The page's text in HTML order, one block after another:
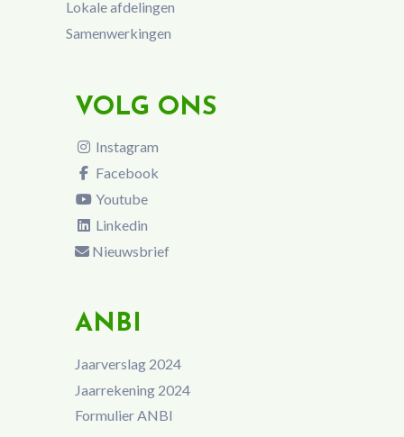
Lokale afdelingen
Samenwerkingen
VOLG ONS
Instagram
Facebook
Youtube
Linkedin
Nieuwsbrief
ANBI
Jaarverslag 2024
Jaarrekening 2024
Formulier ANBI